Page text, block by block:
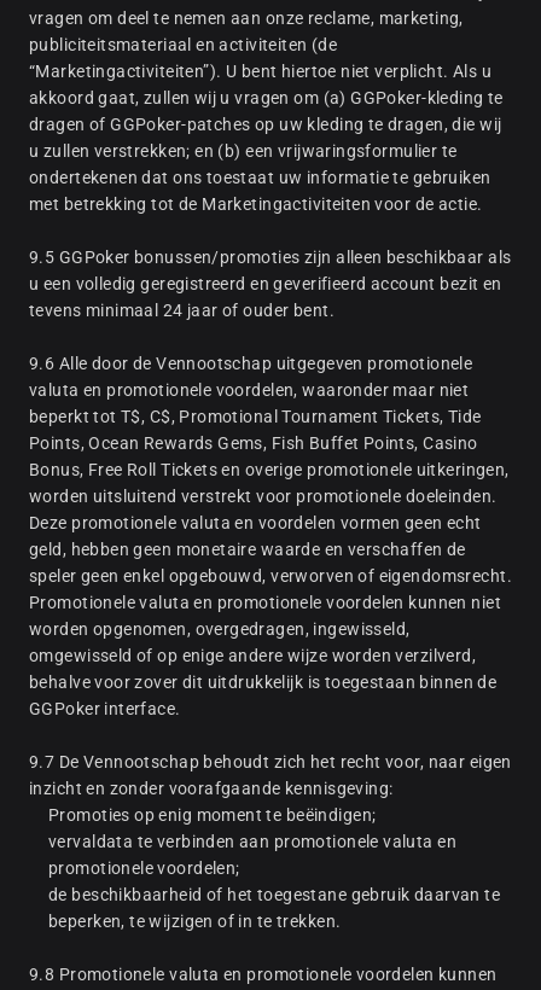
vragen om deel te nemen aan onze reclame, marketing,
publiciteitsmateriaal en activiteiten (de
“Marketingactiviteiten”). U bent hiertoe niet verplicht. Als u
akkoord gaat, zullen wij u vragen om (a) GGPoker-kleding te
dragen of GGPoker-patches op uw kleding te dragen, die wij
u zullen verstrekken; en (b) een vrijwaringsformulier te
ondertekenen dat ons toestaat uw informatie te gebruiken
met betrekking tot de Marketingactiviteiten voor de actie.
9.5 GGPoker bonussen/promoties zijn alleen beschikbaar als
u een volledig geregistreerd en geverifieerd account bezit en
tevens minimaal 24 jaar of ouder bent.
9.6 Alle door de Vennootschap uitgegeven promotionele
valuta en promotionele voordelen, waaronder maar niet
beperkt tot T$, C$, Promotional Tournament Tickets, Tide
Points, Ocean Rewards Gems, Fish Buffet Points, Casino
Bonus, Free Roll Tickets en overige promotionele uitkeringen,
worden uitsluitend verstrekt voor promotionele doeleinden.
Deze promotionele valuta en voordelen vormen geen echt
geld, hebben geen monetaire waarde en verschaffen de
speler geen enkel opgebouwd, verworven of eigendomsrecht.
Promotionele valuta en promotionele voordelen kunnen niet
worden opgenomen, overgedragen, ingewisseld,
omgewisseld of op enige andere wijze worden verzilverd,
behalve voor zover dit uitdrukkelijk is toegestaan binnen de
GGPoker interface.
9.7 De Vennootschap behoudt zich het recht voor, naar eigen
inzicht en zonder voorafgaande kennisgeving:
Promoties op enig moment te beëindigen;
vervaldata te verbinden aan promotionele valuta en
promotionele voordelen;
de beschikbaarheid of het toegestane gebruik daarvan te
beperken, te wijzigen of in te trekken.
9.8 Promotionele valuta en promotionele voordelen kunnen